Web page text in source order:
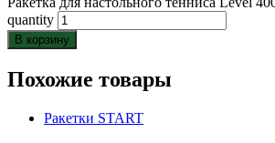
quantity
В корзину
Похожие товары
Ракетки START